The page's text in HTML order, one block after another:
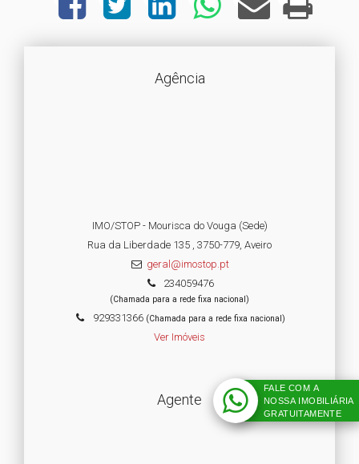
Agência
IMO/STOP - Mourisca do Vouga (Sede)
Rua da Liberdade 135 , 3750-779, Aveiro
geral@imostop.pt
234059476
(Chamada para a rede fixa nacional)
929331366(Chamada para a rede fixa nacional)
Ver Imóveis
Agente
FALE COM A
NOSSA IMOBILIÁRIA
GRATUITAMENTE